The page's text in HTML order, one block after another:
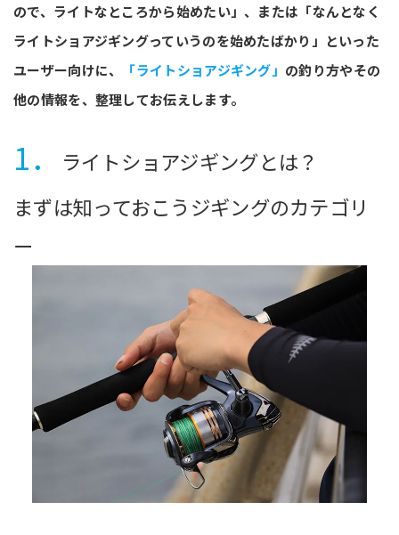
ので、ライトなところから始めたい」、または「なんとなく
ライトショアジギングっていうのを始めたばかり」といった
ユーザー向けに、
「ライトショアジギング」 の釣り方やその
他の情報を、整理してお伝えします。
1．
ライトショアジギングとは？
まずは知っておこうジギングのカテゴリ
ー